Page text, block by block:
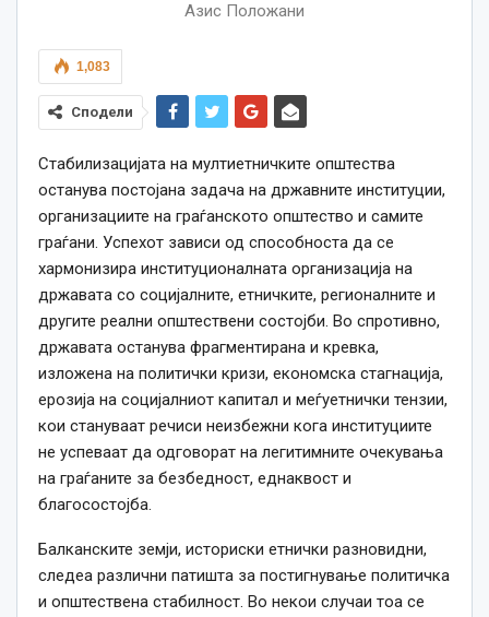
Азис Положани
1,083
Сподели
Стабилизацијата на мултиетничките општества
останува постојана задача на државните институции,
организациите на граѓанското општество и самите
граѓани. Успехот зависи од способноста да се
хармонизира институционалната организација на
државата со социјалните, етничките, регионалните и
другите реални општествени состојби. Во спротивно,
државата останува фрагментирана и кревка,
изложена на политички кризи, економска стагнација,
ерозија на социјалниот капитал и меѓуетнички тензии,
кои стануваат речиси неизбежни кога институциите
не успеваат да одговорат на легитимните очекувања
на граѓаните за безбедност, еднаквост и
благосостојба.
Балканските земји, историски етнички разновидни,
следеа различни патишта за постигнување политичка
и општествена стабилност. Во некои случаи тоа се